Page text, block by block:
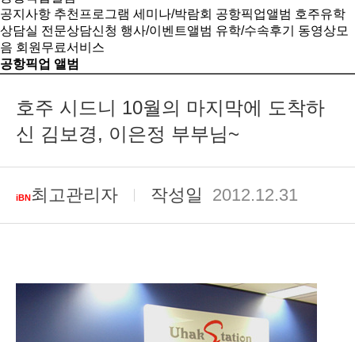
공지사항 추천프로그램 세미나/박람회 공항픽업앨범 호주유학
상담실 전문상담신청 행사/이벤트앨범 유학/수속후기
동영상모
음 회원무료서비스
공항픽업 앨범
호주 시드니 10월의 마지막에 도착하
신 김보경, 이은정 부부님~
iBN최고관리자 작성일 2012.12.31